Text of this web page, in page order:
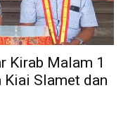
Kirab Malam 1
Kiai Slamet dan